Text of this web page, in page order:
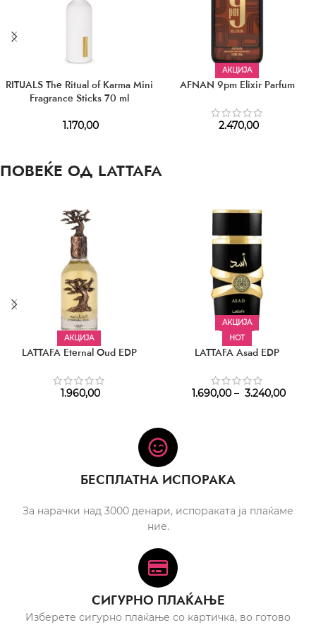
RITUALS The Ritual of Karma Mini
Fragrance Sticks 70 ml
1.170,00
АКЦИЈА
AFNAN 9pm Elixir Parfum
2.470,00
ПОВЕЌЕ ОД LATTAFA
АКЦИЈА
LATTAFA Eternal Oud EDP
1.960,00
АКЦИЈА
HOT
LATTAFA Asad EDP
1.690,00 – 3.240,00
БЕСПЛАТНА ИСПОРАКА
За нарачки над 3000 денари, испораката ја плаќаме
ние.
СИГУРНО ПЛАЌАЊЕ
Изберете сигурно плаќање со картичка, во готово